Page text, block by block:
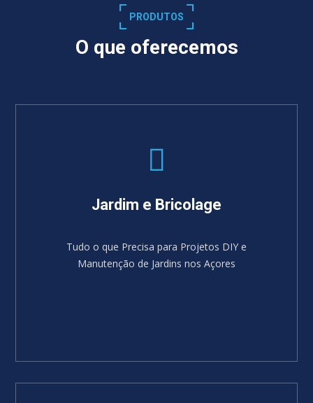
PRODUTOS
O que oferecemos
Jardim e Bricolage
Tudo o que Precisa para Projetos DIY e
Manutenção de Jardins nos Açores